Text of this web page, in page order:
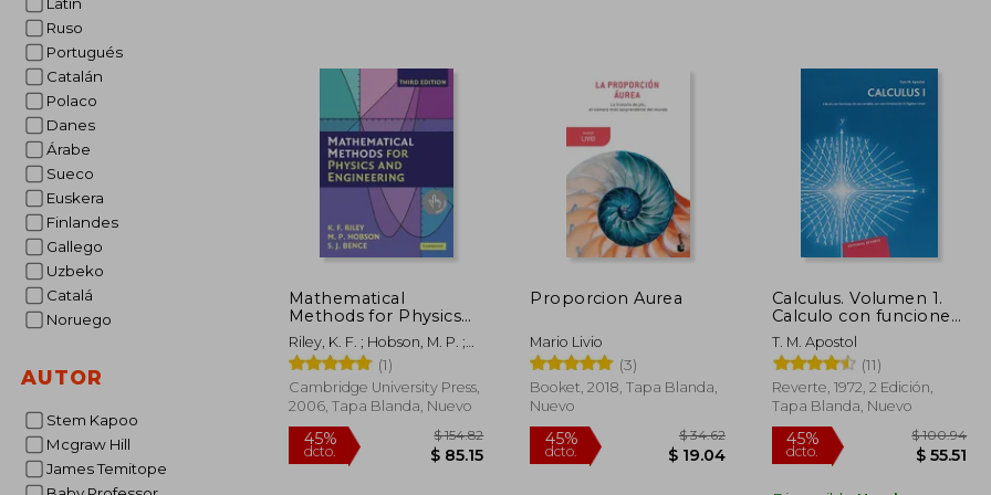
Ruso
Portugués
Catalán
Polaco
Danes
Árabe
Sueco
Euskera
Finlandes
Gallego
Uzbeko
Catalá
Noruego
AUTOR
Stem Kapoo
Mcgraw Hill
James Temitope
Mathematical
Methods for Physics
and Engineering: A
Comprehensive Guide
(en Inglés)
Riley, K. F. ; Hobson, M. P. ;
Bence, S. J.
(1)
Cambridge University Press,
2006, Tapa Blanda, Nuevo
Proporcion Aurea
Mario Livio
(3)
Booket, 2018, Tapa Blanda,
Nuevo
Calculus. Volumen 1.
Calculo con funciones
de una variable
T. M. Apostol
(11)
Reverte, 1972, 2 Edición,
Tapa Blanda, Nuevo